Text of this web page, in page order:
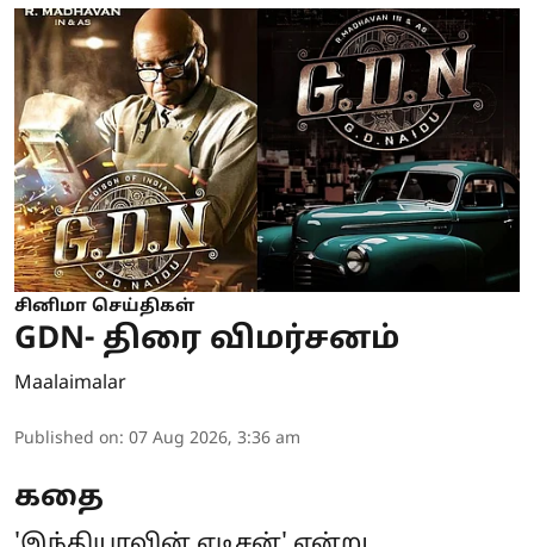
சினிமா செய்திகள்
GDN- திரை விமர்சனம்
Maalaimalar
Published on: 07 Aug 2026, 3:36 am
கதை